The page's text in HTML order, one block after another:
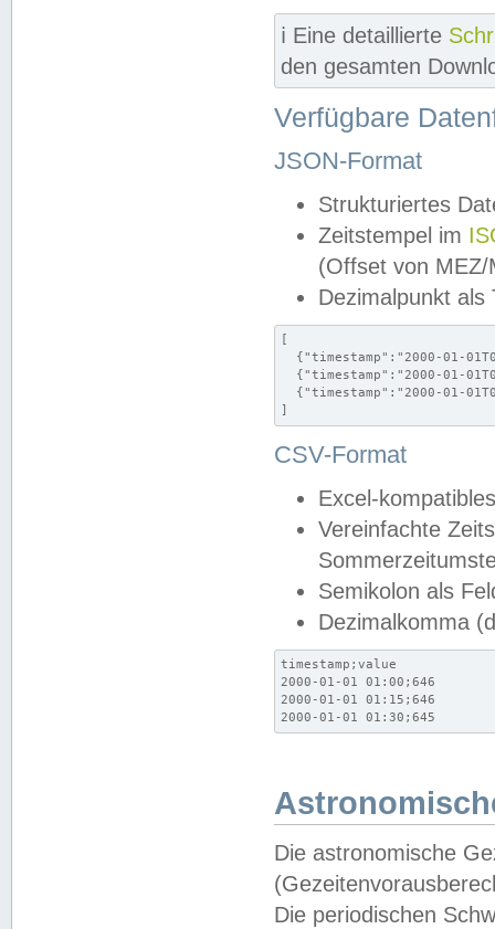
ℹ️ Eine detaillierte
den gesamten
Verfügbare
JSON-Format
Strukturiertes
Zeitstempel im
(Offset von MEZ/
Dezimalpunkt als
[
{"timestamp":"2000-01-
{"timestamp":"2000-01-
{"timestamp":"2000-01-
]
CSV-Format
Excel-
Vereinfachte
Semikolon als
Dezimalkomma
timestamp;value
2000-01-01 01:00;646
2000-01-01 01:15;646
2000-01-01 01:30;645
Die astronomische
Die periodischen